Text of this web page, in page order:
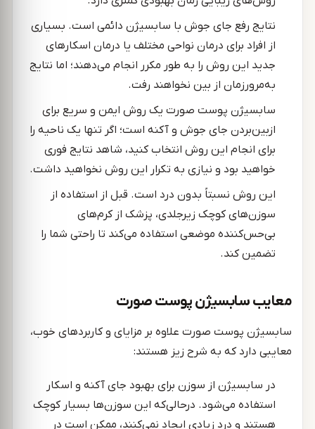
نتایج رفع جای جوش با سابسیژن دائمی است. بسیاری
از افراد برای درمان نواحی مختلف یا درمان اسکارهای
جدید این روش را به طور مکرر انجام می‌دهند؛ اما نتایج
به‌مرورزمان از بین نخواهند رفت.
سابسیژن پوست صورت یک روش ایمن و سریع برای
ازبین‌بردن جای جوش و آکنه است؛ اگر تنها یک ناحیه را
برای انجام این روش انتخاب کنید، شاهد نتایج فوری
خواهید بود و نیازی به تکرار این روش نخواهید داشت.
این روش نسبتاً بدون درد است. قبل از استفاده از
سوزن‌های کوچک زیرجلدی، پزشک از کرم‌های
بی‌حس‌کننده موضعی استفاده می‌کند تا راحتی شما را
تضمین کند.
معایب سابسیژن پوست صورت
سابسیژن پوست صورت علاوه بر مزایای و کاربردهای خوب،
معایبی دارد که به شرح زیز هستند:
در سابسیژن از سوزن برای بهبود جای آکنه و اسکار
استفاده می‌شود. درحالی‌که این سوزن‌ها بسیار کوچک
هستند و درد زیادی ایجاد نمی‌کنند، ممکن است در